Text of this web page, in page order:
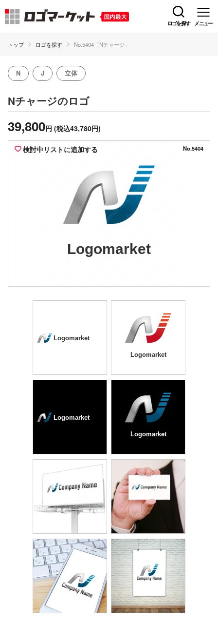
ロゴを探す メニュー
トップ ロゴを探す No.5404「Nチャージ」
N J 立体
Nチャージのロゴ
39,800円 (税込43,780円)
検討中リストに追加する No.5404
Logomarket
Logomarket
Logomarket
Logomarket
Logomarket